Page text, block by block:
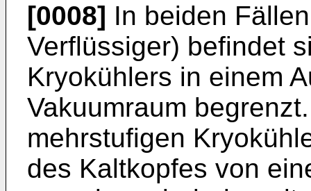
[0008] In beiden
Verflüssiger) befindet
Kryokühlers in einem
Vakuumraum
mehrstufigen
des Kaltkopfes von